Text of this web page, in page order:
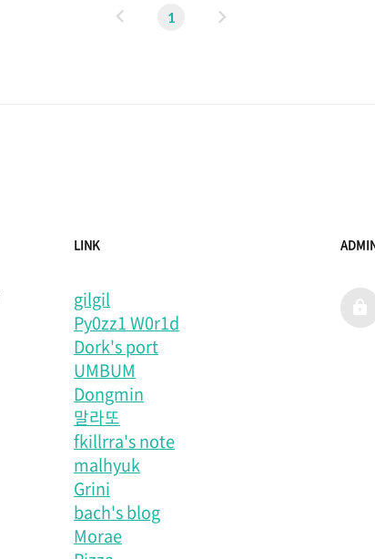
1
다
LINK
gilgil
Py0zz1 W0r1d
Dork's port
UMBUM
Dongmin
말라또
fkillrra's note
malhyuk
Grini
bach's blog
Morae